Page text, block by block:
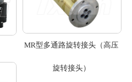
MR型多通路旋转接头（高压
旋转接头）